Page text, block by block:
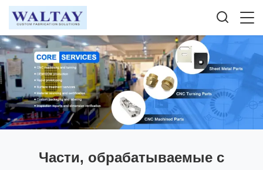
Части, обрабатываемые с